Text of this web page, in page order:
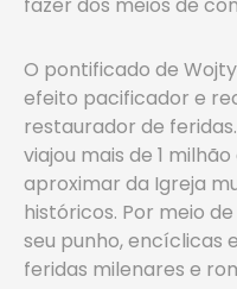
O pontificado de
efeito pacificador e
restaurador de
viajou mais de 1
aproximar da Igreja
históricos. Por meio
seu punho, encíclicas
feridas milenares e